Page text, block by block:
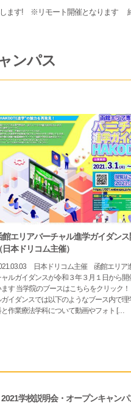
します! ※リモート開催となります
ンパス
館エリアバーチャル進学ガイダン
日本ドリコム主催）
ルガイダンスが令和３年３月１日から開
ます 当学院のブースはこちらをクリック
ガイダンスでは以下のようなブース内で理
と作業療法学科について動画やフォト […
2021学校説明会・オープンキャンパ